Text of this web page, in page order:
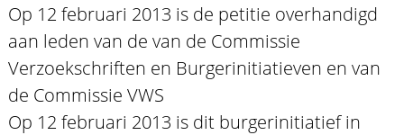
Op 12 februari 2013 is de petitie overhandigd
aan leden van de van de Commissie
Verzoekschriften en Burgerinitiatieven en van
de Commissie VWS
Op 12 februari 2013 is dit burgerinitiatief in